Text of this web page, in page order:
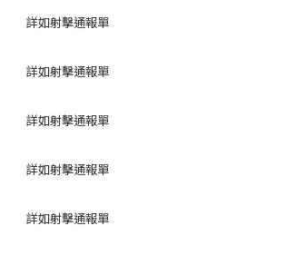
詳如射擊通報單
詳如射擊通報單
詳如射擊通報單
詳如射擊通報單
詳如射擊通報單